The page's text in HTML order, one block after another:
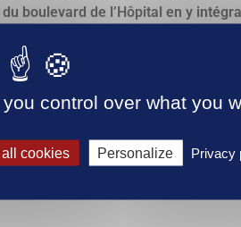
du boulevard de l’Hôpital en y
façon qualitative les entrées
et notamment l’accessibilité à la
forme d’une piste cyclable
du flux automobile.
control over what you
cookies Personalize Privacy